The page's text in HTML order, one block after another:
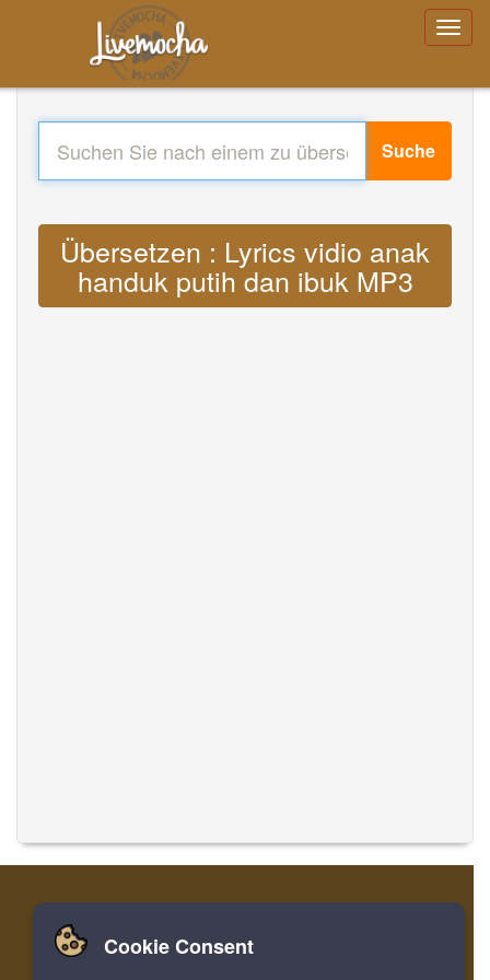
Suche
Übersetzen : Lyrics vidio anak
handuk putih dan ibuk MP3
Zuhause Einloggen
Cookie Consent